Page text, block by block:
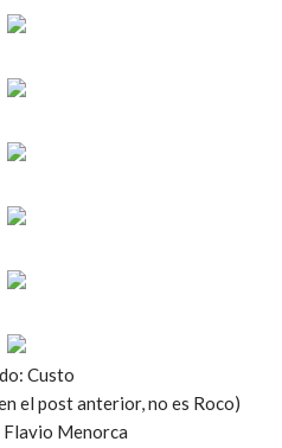
Custo
el post anterior, no es Roco)
Menorca